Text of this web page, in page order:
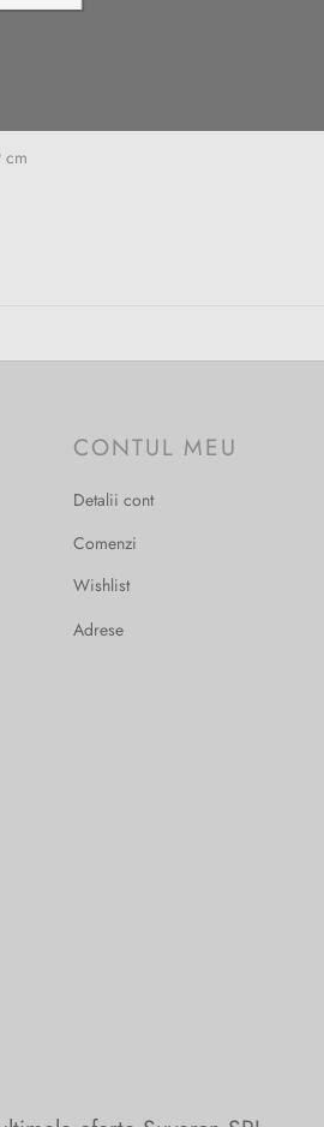
cm
CONTUL MEU
Detalii cont
Comenzi
Wishlist
Adrese